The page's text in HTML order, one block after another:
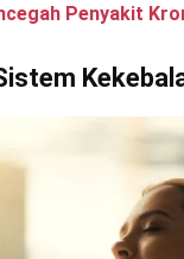
Penyakit